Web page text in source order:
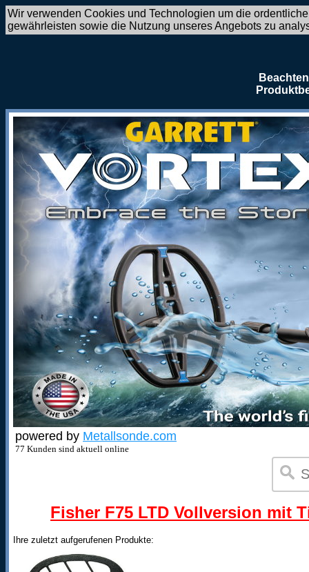
Wir verwenden Cookies und Technologien um die
gewährleisten sowie die Nutzung unseres Angebots zu
powered by Metallsonde.com
77 Kunden sind aktuell online
Fisher F75 LTD Vollversion mit
Ihre zuletzt aufgerufenen Produkte: